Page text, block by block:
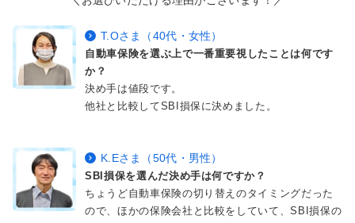
T.Oさま（40代・女性）
自動車保険を選ぶ上で一番重要視したことは何です
か？
決め手は値段です。
他社と比較してSBI損保に決めました。
K.Eさま（50代・男性）
SBI損保を選んだ決め手は何ですか？
ちょうど自動車保険の切り替えのタイミングだった
ので、ほかの保険会社と比較をしていて、SBI損保の